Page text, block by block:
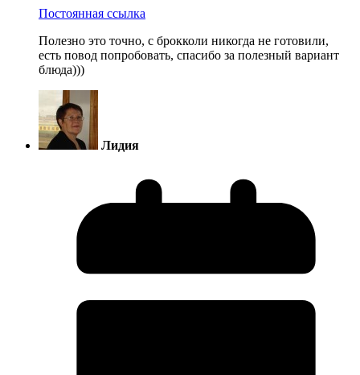
Постоянная ссылка
Полезно это точно, с брокколи никогда не готовили,
есть повод попробовать, спасибо за полезный вариант
блюда)))
Лидия